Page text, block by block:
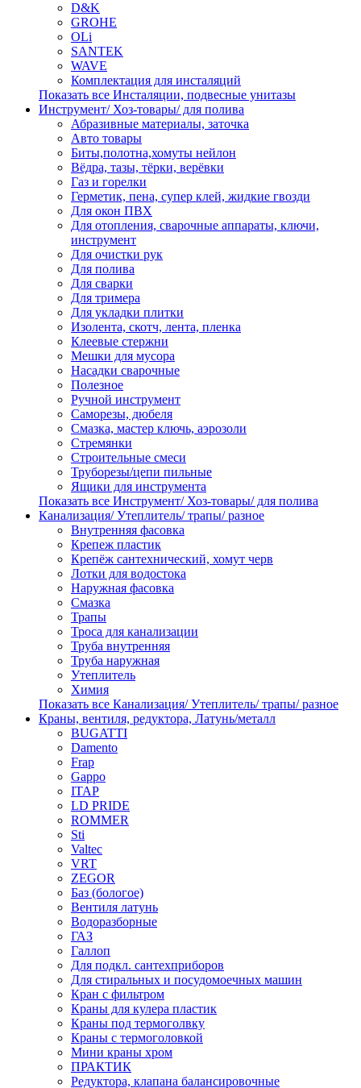
D&K
GROHE
OLi
SANTEK
WAVE
Комплектация для инсталяций
Показать все Инсталяции, подвесные унитазы
Инструмент/ Хоз-товары/ для полива
Абразивные материалы, заточка
Авто товары
Биты,полотна,хомуты нейлон
Вёдра, тазы, тёрки, верёвки
Газ и горелки
Герметик, пена, супер клей, жидкие гвозди
Для окон ПВХ
Для отопления, сварочные аппараты, ключи,
инструмент
Для очистки рук
Для полива
Для сварки
Для тримера
Для укладки плитки
Изолента, скотч, лента, пленка
Клеевые стержни
Мешки для мусора
Насадки сварочные
Полезное
Ручной инструмент
Саморезы, дюбеля
Смазка, мастер ключь, аэрозоли
Стремянки
Строительные смеси
Труборезы/цепи пильные
Ящики для инструмента
Показать все Инструмент/ Хоз-товары/ для полива
Канализация/ Утеплитель/ трапы/ разное
Внутренняя фасовка
Крепеж пластик
Крепёж сантехнический, хомут черв
Лотки для водостока
Наружная фасовка
Смазка
Трапы
Троса для канализации
Труба внутренняя
Труба наружная
Утеплитель
Химия
Показать все Канализация/ Утеплитель/ трапы/ разное
Краны, вентиля, редуктора, Латунь/металл
BUGATTI
Damento
Frap
Gappo
ITAP
LD PRIDE
ROMMER
Sti
Valtec
VRT
ZEGOR
Баз (бологое)
Вентиля латунь
Водоразборные
ГАЗ
Галлоп
Для подкл. сантехприборов
Для стиральных и посудомоечных машин
Кран с фильтром
Краны для кулера пластик
Краны под термоголвку
Краны с термоголовкой
Мини краны хром
ПРАКТИК
Редуктора, клапана балансировочные